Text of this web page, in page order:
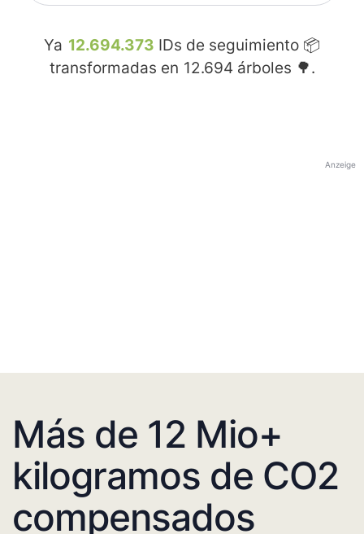
Ya 12.694.373 IDs de seguimiento 📦
transformadas en 12.694 árboles 🌳.
Anzeige
Más de 12 Mio+
kilogramos de CO2
compensados